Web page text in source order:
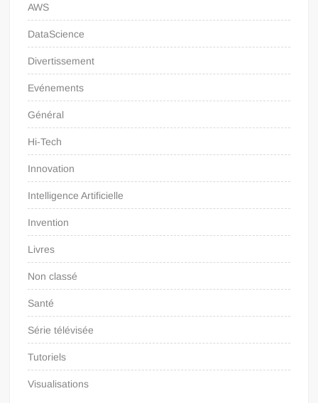
AWS
DataScience
Divertissement
Evénements
Général
Hi-Tech
Innovation
Intelligence Artificielle
Invention
Livres
Non classé
Santé
Série télévisée
Tutoriels
Visualisations